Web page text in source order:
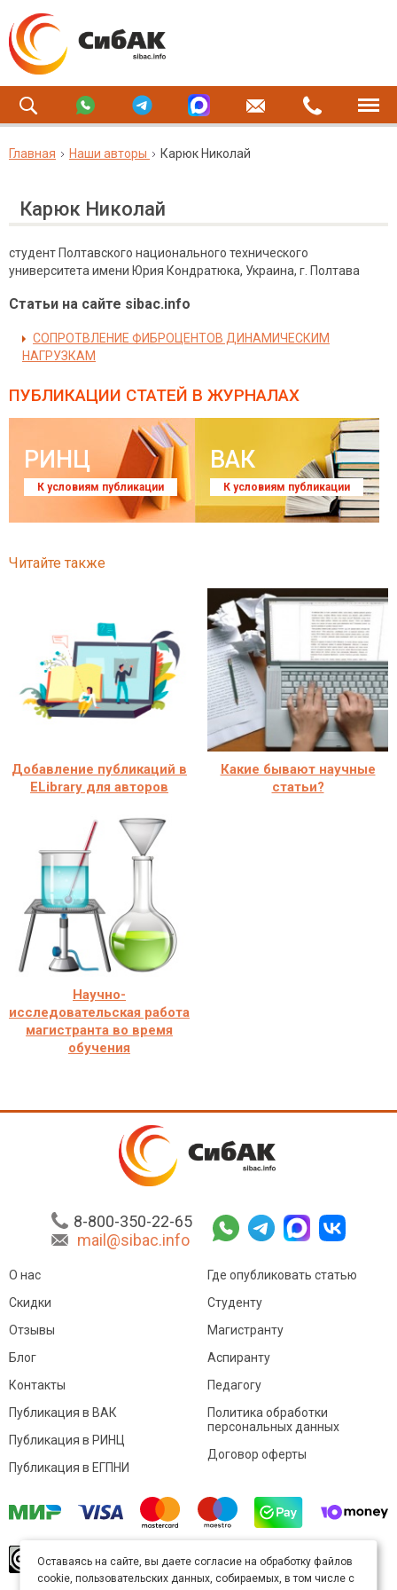
Главная Наши авторы Карюк Николай
Карюк Николай
студент Полтавского национального технического
университета имени Юрия Кондратюка, Украина, г. Полтава
Статьи на сайте sibac.info
СОПРОТВЛЕНИЕ ФИБРОЦЕНТОВ ДИНАМИЧЕСКИМ
НАГРУЗКАМ
ПУБЛИКАЦИИ СТАТЕЙ В ЖУРНАЛАХ
РИНЦ
К условиям публикации
ВАК
К условиям публикации
Читайте также
Добавление публикаций в
ELibrary для авторов
Какие бывают научные
статьи?
Научно-
исследовательская работа
магистранта во время
обучения
8-800-350-22-65
mail@sibac.info
О нас
Скидки
Отзывы
Блог
Контакты
Где опубликовать статью
Студенту
Магистранту
Аспиранту
Педагогу
Публикация в ВАК
Публикация в РИНЦ
Публикация в ЕГПНИ
Политика обработки
персональных данных
Договор оферты
произведение доступно полицензии Creative
Commons «Attribution» («Атрибуция») 4.0
Оставаясь на сайте, вы даете согласие на обработку файлов
cookie, пользовательских данных, собираемых, в том числе с